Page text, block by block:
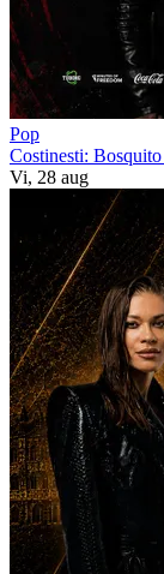
Pop
Costinesti: Bosquito
Vi, 28 aug